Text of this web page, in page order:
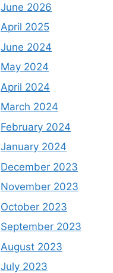
June 2026
April 2025
June 2024
May 2024
April 2024
March 2024
February 2024
January 2024
December 2023
November 2023
October 2023
September 2023
August 2023
July 2023